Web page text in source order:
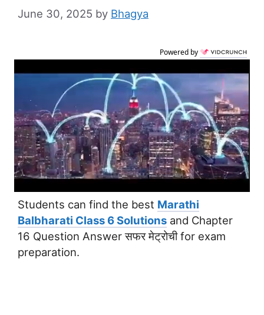
June 30, 2025 by Bhagya
Powered by
Students can find the best Marathi
Balbharati Class 6 Solutions and Chapter
16 Question Answer सफर मेट्रोची for exam
preparation.